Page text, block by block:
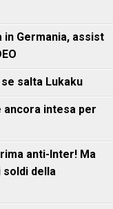
Germania, assist
salta Lukaku
ancora intesa per
anti-Inter! Ma
soldi della